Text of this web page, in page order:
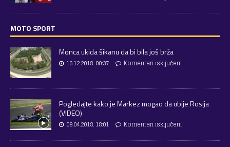
MOTO SPORT
Monca ukida šikanu da bi bila još brža
16.12.2018. 00:37 Komentari isključeni
Pogledajte kako je Markez mogao da ubije Rosija
(VIDEO)
09.04.2018. 18:01 Komentari isključeni